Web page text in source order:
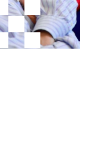
du secteur.
vos initiatives de formation.